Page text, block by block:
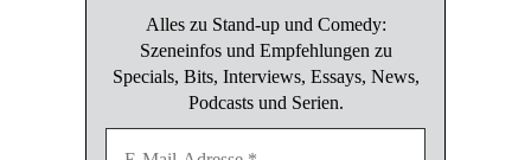
Alles zu Stand-up und Comedy:
Szeneinfos und Empfehlungen zu
Specials, Bits, Interviews, Essays, News,
Podcasts und Serien.